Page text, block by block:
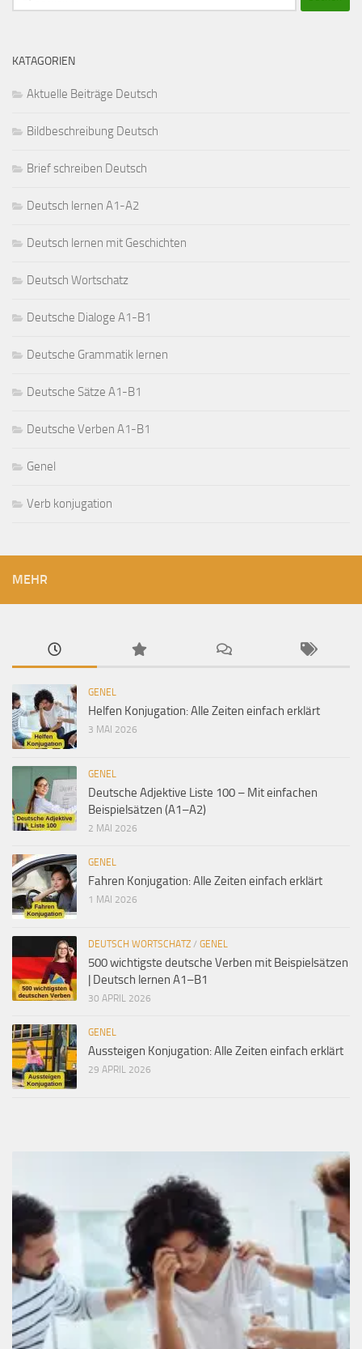
nach:
KATAGORIEN
Aktuelle Beiträge Deutsch
Bildbeschreibung Deutsch
Brief schreiben Deutsch
Deutsch lernen A1-A2
Deutsch lernen mit Geschichten
Deutsch Wortschatz
Deutsche Dialoge A1-B1
Deutsche Grammatik lernen
Deutsche Sätze A1-B1
Deutsche Verben A1-B1
Genel
Verb konjugation
MEHR
GENEL
Helfen Konjugation: Alle Zeiten einfach erklärt
3 MAI 2026
GENEL
Deutsche Adjektive Liste 100 – Mit einfachen
Beispielsätzen (A1–A2)
2 MAI 2026
GENEL
Fahren Konjugation: Alle Zeiten einfach erklärt
1 MAI 2026
DEUTSCH WORTSCHATZ / GENEL
500 wichtigste deutsche Verben mit Beispielsätzen
| Deutsch lernen A1–B1
30 APRIL 2026
GENEL
Aussteigen Konjugation: Alle Zeiten einfach erklärt
29 APRIL 2026